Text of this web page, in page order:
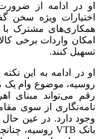
او در ادامه از
اختیارات ویژه سخن
همکاری‌های مشترک با
امکان واردات برخی
تسهیل کنند.
او در ادامه به این
روسیه، موضوع وام یک
رقم می‌تواند مبنای
نامه‌نگاری از سوی